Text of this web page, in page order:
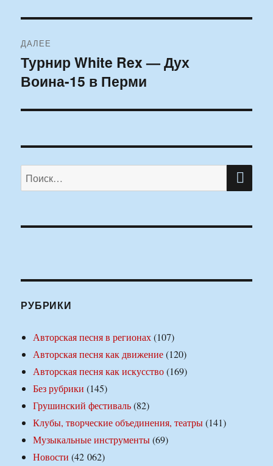
ДАЛЕЕ
Следующая
запись:
Турнир White Rex — Дух
Воина-15 в Перми
Искать:
РУБРИКИ
Авторская песня в регионах(107)
Авторская песня как движение(120)
Авторская песня как искусство(169)
Без рубрики (145)
Грушинский фестиваль(82)
Клубы, творческие объединения, театры(141)
Музыкальные инструменты(69)
Новости (42 062)